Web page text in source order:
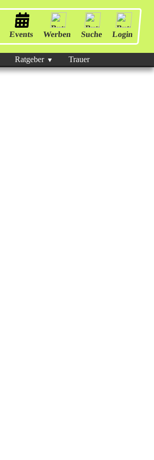
Events Werben Suche Login
Ratgeber Trauer